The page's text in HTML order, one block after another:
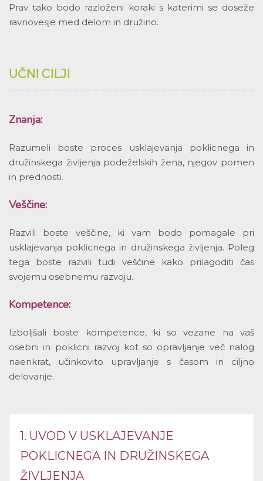
Prav tako bodo razloženi koraki s katerimi se doseže
ravnovesje med delom in družino.
UČNI CILJI
Znanja:
Razumeli boste proces usklajevanja poklicnega in
družinskega življenja podeželskih žena, njegov pomen
in prednosti.
Veščine:
Razvili boste veščine, ki vam bodo pomagale pri
usklajevanja poklicnega in družinskega življenja. Poleg
tega boste razvili tudi veščine kako prilagoditi čas
svojemu osebnemu razvoju.
Kompetence:
Izboljšali boste kompetence, ki so vezane na vaš
osebni in poklicni razvoj kot so opravljanje več nalog
naenkrat, učinkovito upravljanje s časom in ciljno
delovanje.
1. UVOD V USKLAJEVANJE
POKLICNEGA IN DRUŽINSKEGA
ŽIVLJENJA